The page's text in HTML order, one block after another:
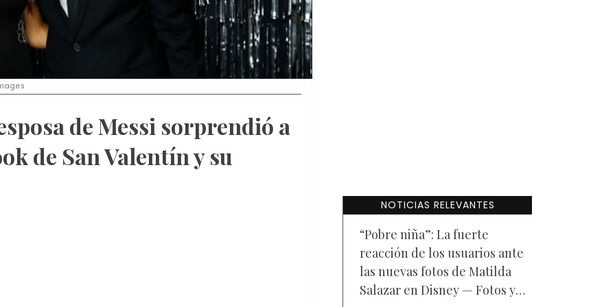
de Messi sorprendió a
de San Valentín y su
NOTICIAS RELEVANTES
“Pobre niña”: La fuerte
reacción de los usuarios ante
las nuevas fotos de Matilda
Salazar en Disney — Fotos y